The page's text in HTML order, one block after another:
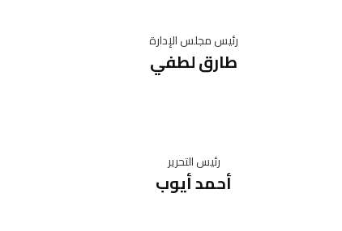
رئيس مجلس الإدارة
طارق لطفي
رئيس التحرير
أحمد أيوب